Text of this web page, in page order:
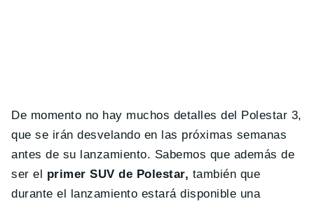
De momento no hay muchos detalles del Polestar 3,
que se irán desvelando en las próximas semanas
antes de su lanzamiento. Sabemos que además de
ser el primer SUV de Polestar, también que
durante el lanzamiento estará disponible una